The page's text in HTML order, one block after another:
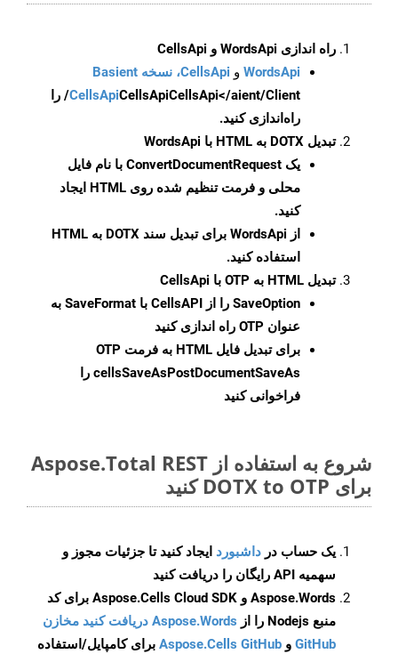
راه اندازی WordsApi و CellsApi
WordsApi و CellsApi، نسخه Basient
CellsApiCellsApi
CellsApi</aient/Client/ را
راه‌اندازی کنید.
تبدیل DOTX به HTML با WordsApi
یک ConvertDocumentRequest با نام فایل
محلی و فرمت تنظیم شده روی HTML ایجاد
کنید.
از WordsApi برای تبدیل سند DOTX به HTML
استفاده کنید.
تبدیل HTML به OTP با CellsApi
SaveOption
را از CellsAPI با SaveFormat به
عنوان OTP راه اندازی کنید
برای تبدیل فایل HTML به فرمت
OTP
cellsSaveAsPostDocumentSaveAs را
فراخوانی کنید
شروع به استفاده از Aspose.Total REST
برای DOTX to OTP کنید
یک حساب در داشبورد ایجاد کنید تا جزئیات مجوز و
سهمیه API رایگان را دریافت کنید
Aspose.Words و Aspose.Cells Cloud SDK برای کد
منبع Nodejs را از
Aspose.Words دریافت کنید مخازن
GitHub و Aspose.Cells GitHub برای کامپایل/استفاده